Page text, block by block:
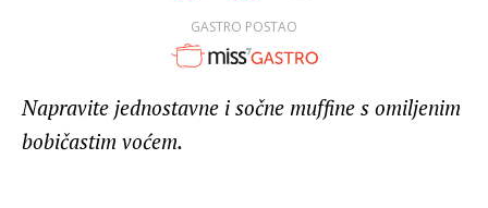
GASTRO POSTAO
Napravite jednostavne i sočne muffine s omiljenim
bobičastim voćem.